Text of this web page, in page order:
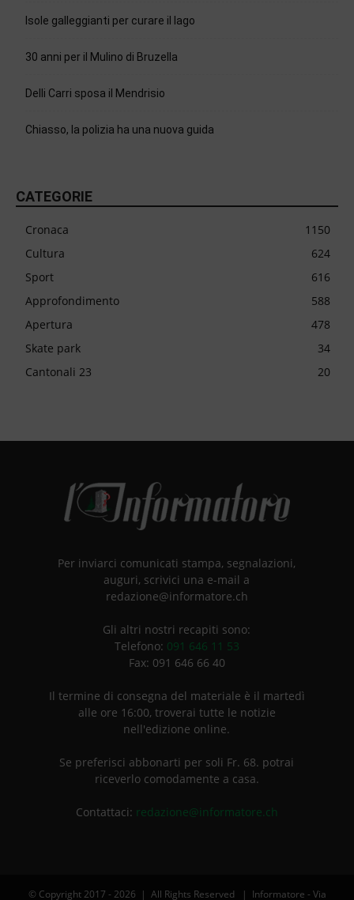
Isole galleggianti per curare il lago
30 anni per il Mulino di Bruzella
Delli Carri sposa il Mendrisio
Chiasso, la polizia ha una nuova guida
CATEGORIE
Cronaca
1150
Cultura
624
Sport
616
Approfondimento
588
Apertura
478
Skate park
34
Cantonali 23
20
Per inviarci comunicati stampa, segnalazioni,
auguri, scrivici una e-mail a
redazione@informatore.ch
Gli altri nostri recapiti sono:
Telefono: 091 646 11 53
Fax: 091 646 66 40
Il termine di consegna del materiale è il martedì
alle ore 16:00, troverai tutte le notizie
nell'edizione online.
Se preferisci abbonarti per soli Fr. 68. potrai
riceverlo comodamente a casa.
Contattaci: redazione@informatore.ch
© Copyright 2017 - 2026 | All Rights Reserved | Informatore - Via